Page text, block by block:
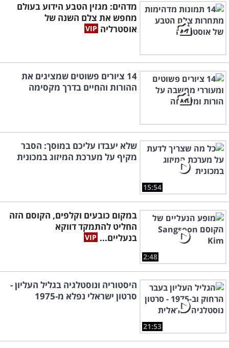
מדהים: מגזין הטבע הידוע בעולם
מחפש את צלם השנה של
אוסטרליה
14 ציורים פשוטים שמציגים את
ההורות והחיים בדרך מקסימה
15:54
שלא יעבדו עליכם במוסך: הסבר
מקיף על מערכת המיזוג במכונית
2:48
במקום כובעים וקלפים, הקוסם הזה
החליט להתמקד דווקא
בנעליים...
21:53
היסטוריה ונוסטלגיה בגליל העליון -
סרטון ישראלי נפלא מ-1975